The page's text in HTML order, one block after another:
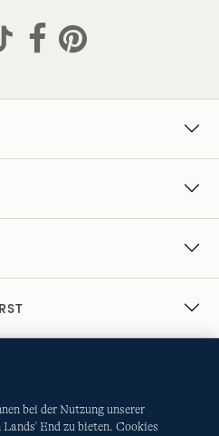
bei der Nutzung unserer
End zu bieten. Cookies